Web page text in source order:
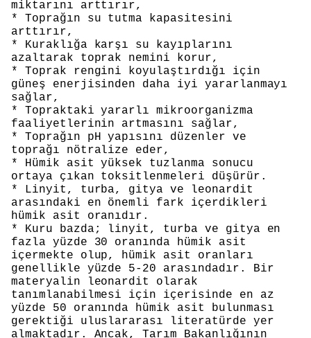
miktarını arttırır,
* Toprağın su tutma kapasitesini
arttırır,
* Kuraklığa karşı su kayıplarını
azaltarak toprak nemini korur,
* Toprak rengini koyulaştırdığı için
güneş enerjisinden daha iyi yararlanmayı
sağlar,
* Topraktaki yararlı mikroorganizma
faaliyetlerinin artmasını sağlar,
* Toprağın pH yapısını düzenler ve
toprağı nötralize eder,
* Hümik asit yüksek tuzlanma sonucu
ortaya çıkan toksitlenmeleri düşürür.
* Linyit, turba, gitya ve leonardit
arasındaki en önemli fark içerdikleri
hümik asit oranıdır.
* Kuru bazda; linyit, turba ve gitya en
fazla yüzde 30 oranında hümik asit
içermekte olup, hümik asit oranları
genellikle yüzde 5-20 arasındadır. Bir
materyalin leonardit olarak
tanımlanabilmesi için içerisinde en az
yüzde 50 oranında hümik asit bulunması
gerektiği uluslararası literatürde yer
almaktadır. Ancak, Tarım Bakanlığının